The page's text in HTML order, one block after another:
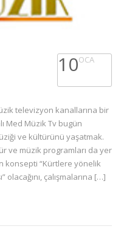
10OCA
televizyon kanallarına bir
Med Müzik Tv bugün
ve kültürünü yaşatmak.
ve müzik programları da yer
konsepti “Kürtlere yönelik
olacağını, çalışmalarına […]